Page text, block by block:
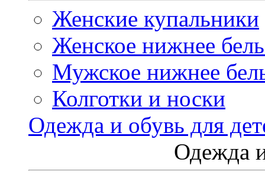
Женские купальники
Женское нижнее
Мужское нижнее
Колготки и носки
Одежда и обувь для
Одежда